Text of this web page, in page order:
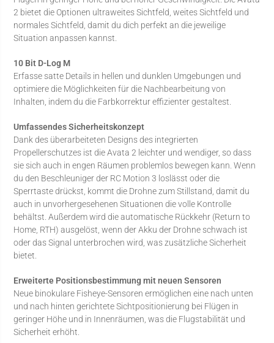
2 bietet die Optionen ultraweites Sichtfeld, weites Sichtfeld und
normales Sichtfeld, damit du dich perfekt an die jeweilige
Situation anpassen kannst.
10 Bit D-Log M
Erfasse satte Details in hellen und dunklen Umgebungen und
optimiere die Möglichkeiten für die Nachbearbeitung von
Inhalten, indem du die Farbkorrektur effizienter gestaltest.
Umfassendes Sicherheitskonzept
Dank des überarbeiteten Designs des integrierten
Propellerschutzes ist die Avata 2 leichter und wendiger, so dass
sie sich auch in engen Räumen problemlos bewegen kann. Wenn
du den Beschleuniger der RC Motion 3 loslässt oder die
Sperrtaste drückst, kommt die Drohne zum Stillstand, damit du
auch in unvorhergesehenen Situationen die volle Kontrolle
behältst. Außerdem wird die automatische Rückkehr (Return to
Home, RTH) ausgelöst, wenn der Akku der Drohne schwach ist
oder das Signal unterbrochen wird, was zusätzliche Sicherheit
bietet.
Erweiterte Positionsbestimmung mit neuen Sensoren
Neue binokulare Fisheye-Sensoren ermöglichen eine nach unten
und nach hinten gerichtete Sichtpositionierung bei Flügen in
geringer Höhe und in Innenräumen, was die Flugstabilität und
Sicherheit erhöht.